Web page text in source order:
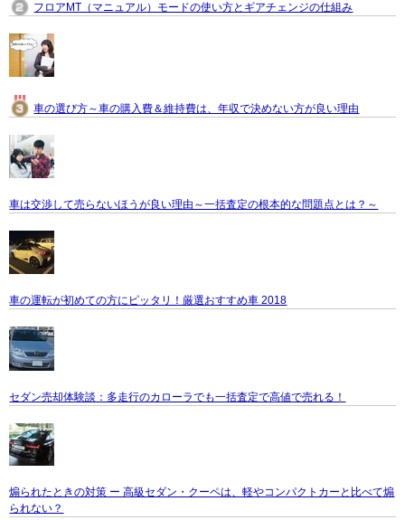
フロアMT（マニュアル）モードの使い方とギアチェンジの仕組み
車の選び方～車の購入費＆維持費は、年収で決めない方が良い理由
車は交渉して売らないほうが良い理由～一括査定の根本的な問題点とは？～
車の運転が初めての方にピッタリ！厳選おすすめ車 2018
セダン売却体験談：多走行のカローラでも一括査定で高値で売れる！
煽られたときの対策 ー 高級セダン・クーペは、軽やコンパクトカーと比べて煽
られない？